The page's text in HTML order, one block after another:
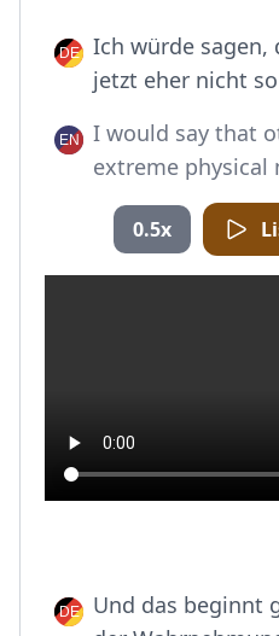
Ich würde sagen,
jetzt eher nicht
I would say that
extreme physical
0.5x
Und das beginnt